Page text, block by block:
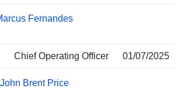
Fernandes
Chief Operating Officer 01/07/2025
Brent Price